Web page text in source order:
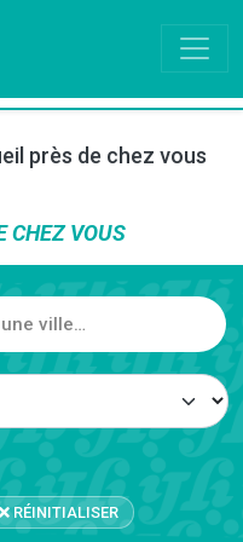
près de chez vous
CHEZ VOUS
RÉINITIALISER